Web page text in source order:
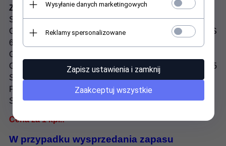
Zastosowanie ogólne:
Szlifierka kątowa: GWS 850 C, GWS 850 CE,GWS 580,
GWS 5-100, GWS 5-115, GWS 5-115C, GWS 6-100, GWS
6-115,GWS 6-115 E, GWS 600, GWS 600 E, GWS 660,
GWS 670,GWS 780 C, GWS 8-100 C,GWS 8-100 CE,
GWS 8-115 C,GWS 8-125 C,PWS 700-125, PWS 700-115
Szlifierka mimośrodowa: GEX 150 Turbo
Frezarka: GFF 22A
Szlifierka prosta: GGS 5000, GGS 28, GGS 5000 L
Cena za 1 kpl.!
W przypadku wysprzedania zapasu
Wysyłanie danych marketingowych
Reklamy spersonalizowane
Zapisz ustawienia i zamknij
Zaakceptuj wszystkie